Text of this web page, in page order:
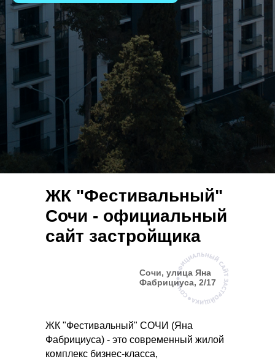
ЖК "Фестивальный"
Сочи - официальный
сайт застройщика
ЖК "Фестивальный" СОЧИ (Яна
Фабрициуса) - это современный жилой
комплекс бизнес-класса,
Сочи, улица Яна
Фабрициуса, 2/17